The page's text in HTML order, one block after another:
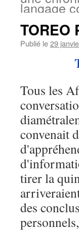
langage
TOREO
Publié le29
Tous les
convenait
tirer la
des